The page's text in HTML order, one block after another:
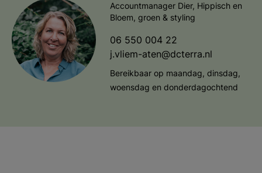
Accountmanager Dier, Hippisch en
Bloem, groen & styling
06 550 004 22
j.vliem-aten@dcterra.nl
Bereikbaar op maandag, dinsdag,
woensdag en donderdagochtend